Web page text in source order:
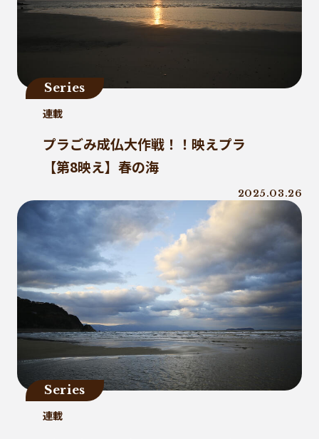
Series
連載
プラごみ成仏大作戦！！映えプラ
【第8映え】春の海
2025.03.26
Series
連載